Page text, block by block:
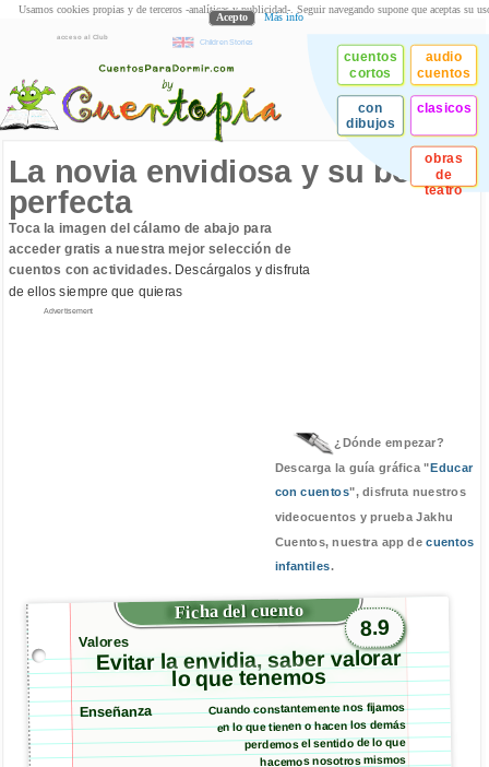
acceso al Club
Children Stories
cuentos
cortos
audio
cuentos
con
dibujos
clasicos
obras
de
teatro
La novia envidiosa y su boda
perfecta
Toca la imagen del cálamo de abajo para
acceder gratis a nuestra mejor selección de
cuentos con actividades.Descárgalos y disfruta
de ellos siempre que quieras
Advertisement
¿Dónde empezar?
Descarga la guía gráfica "Educar
con cuentos", disfruta nuestros
videocuentos y prueba Jakhu
Cuentos, nuestra app decuentos
infantiles.
Ficha del cuento
8.9
Valores
Evitar la envidia, saber valorar
lo que tenemos
Enseñanza Cuando constantemente nos fijamos
en lo que tienen o hacen los demás
perdemos el sentido de lo que
hacemos nosotros mismos
Usamos cookies propias y de terceros -analíticas y publicidad-. Seguir navegando supone que aceptas su
Acepto Más info